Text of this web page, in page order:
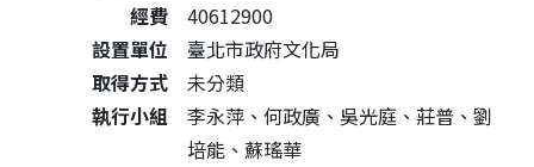
經費
40612900
設置單位
臺北市政府文化局
取得方式
未分類
執行小組
李永萍、何政廣、吳光庭、莊普、劉
培能、蘇瑤華